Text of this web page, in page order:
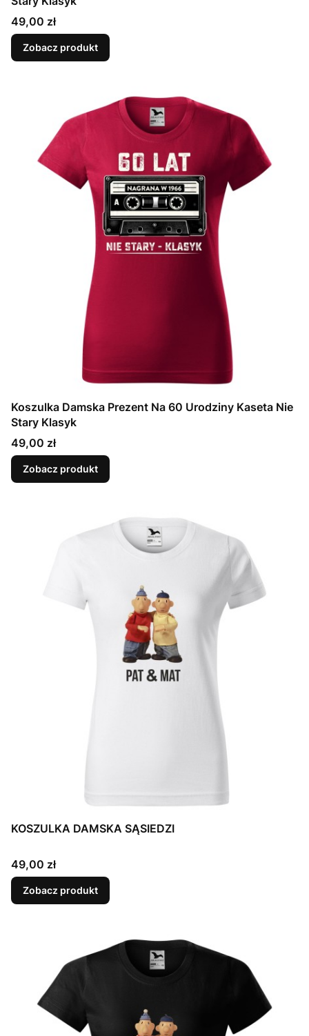
Cena
49,00 zł
Zobacz produkt
Koszulka Damska Prezent Na 60 Urodziny Kaseta Nie
Stary Klasyk
Cena
49,00 zł
Zobacz produkt
KOSZULKA DAMSKA SĄSIEDZI
Cena
49,00 zł
Zobacz produkt